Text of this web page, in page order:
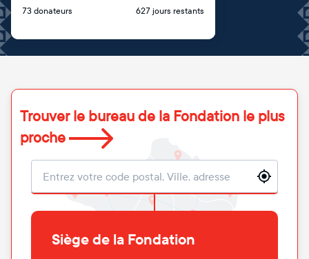
73 donateurs 627 jours restants
Trouver le bureau de la Fondation le plus
proche
Localisation
Siège de la Fondation